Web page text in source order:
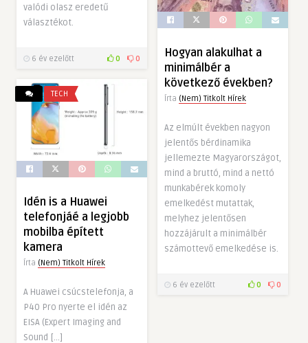
valódi olasz eredetű
választékot.
6 év ezelőtt 0 0
Hogyan alakulhat a
minimálbér a
következő években?
Írta (Nem) Titkolt Hírek
Az elmúlt években nagyon
jelentős bérdinamika
jellemezte Magyarországot,
mind a bruttó, mind a nettó
munkabérek komoly
emelkedést mutattak,
melyhez jelentősen
hozzájárult a minimálbér
számottevő emelkedése is.
6 év ezelőtt 0 0
TECH
Idén is a Huawei
telefonjáé a legjobb
mobilba épített
kamera
Írta (Nem) Titkolt Hírek
A Huawei csúcstelefonja, a
P40 Pro nyerte el idén az
EISA (Expert Imaging and
Sound […]